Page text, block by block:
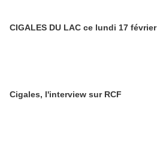
CIGALES DU LAC ce lundi 17 février
Cigales, l'interview sur RCF